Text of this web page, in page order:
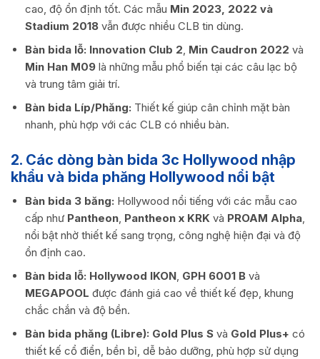
cao, độ ổn định tốt. Các mẫu Min 2023, 2022 và
Stadium 2018vẫn được nhiều CLB tin dùng.
Bàn bida lỗ: Innovation Club 2, Min Caudron 2022 và
Min Han M09là những mẫu phổ biến tại các câu lạc bộ
và trung tâm giải trí.
Bàn bida Líp/Phăng: Thiết kế giúp cân chỉnh mặt bàn
nhanh, phù hợp với các CLB có nhiều bàn.
2. Các dòng bàn bida 3c Hollywood nhập
khẩu và bida phăng Hollywood nổi bật
Bàn bida 3 băng: Hollywood nổi tiếng với các mẫu cao
cấp như Pantheon, Pantheon x KRKvà PROAM Alpha,
nổi bật nhờ thiết kế sang trọng, công nghệ hiện đại và độ
ổn định cao.
Bàn bida lỗ: Hollywood IKON, GPH 6001 Bvà
MEGAPOOL được đánh giá cao về thiết kế đẹp, khung
chắc chắn và độ bền.
Bàn bida phăng (Libre): Gold Plus Svà Gold Plus+ có
thiết kế cổ điển, bền bỉ, dễ bảo dưỡng, phù hợp sử dụng